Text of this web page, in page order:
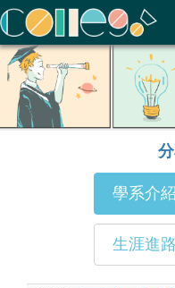
ColleGo! 大學選才與高中育
學系介紹
生涯進路